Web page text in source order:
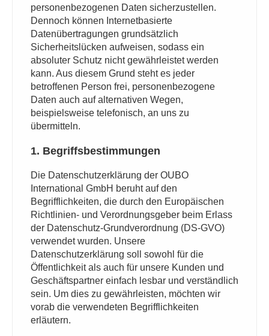
personenbezogenen Daten sicherzustellen.
Dennoch können Internetbasierte
Datenübertragungen grundsätzlich
Sicherheitslücken aufweisen, sodass ein
absoluter Schutz nicht gewährleistet werden
kann. Aus diesem Grund steht es jeder
betroffenen Person frei, personenbezogene
Daten auch auf alternativen Wegen,
beispielsweise telefonisch, an uns zu
übermitteln.
1. Begriffsbestimmungen
Die Datenschutzerklärung der OUBO
International GmbH beruht auf den
Begrifflichkeiten, die durch den Europäischen
Richtlinien- und Verordnungsgeber beim Erlass
der Datenschutz-Grundverordnung (DS-GVO)
verwendet wurden. Unsere
Datenschutzerklärung soll sowohl für die
Öffentlichkeit als auch für unsere Kunden und
Geschäftspartner einfach lesbar und verständlich
sein. Um dies zu gewährleisten, möchten wir
vorab die verwendeten Begrifflichkeiten
erläutern.